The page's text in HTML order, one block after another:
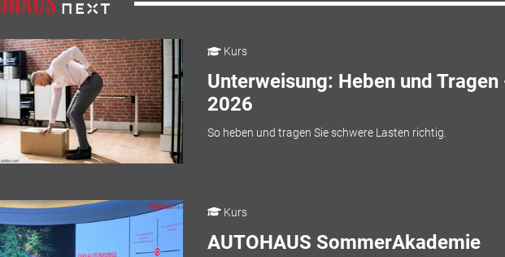
Kurs
Unterweisung: Heben und Tragen
2026
So heben und tragen Sie schwere Lasten richtig.
Kurs
AUTOHAUS SommerAkademie